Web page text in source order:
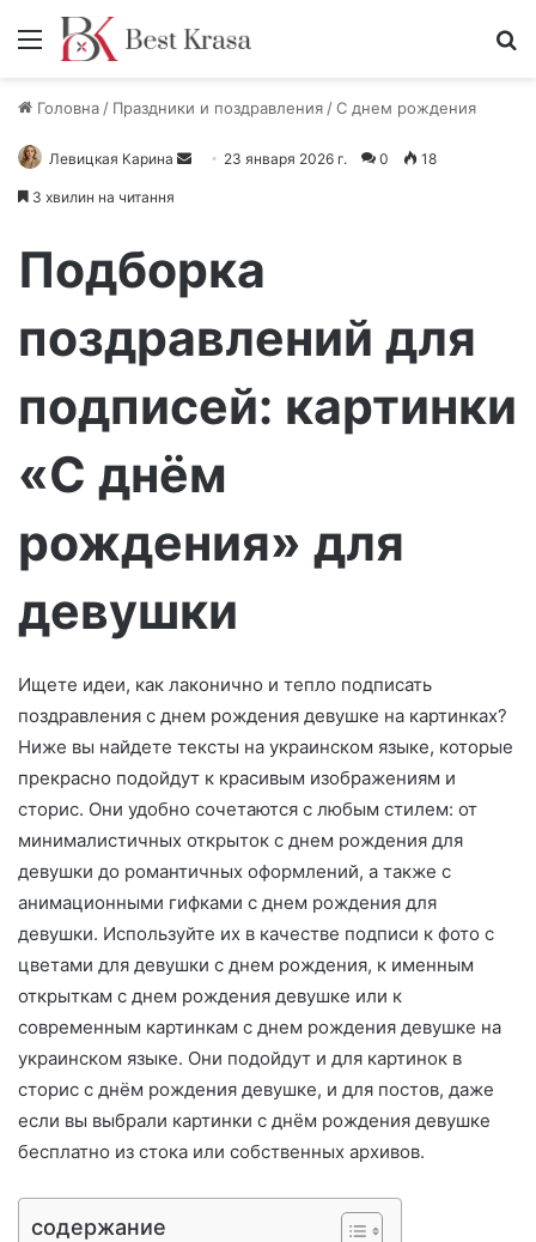
Меню
Головна / Праздники и поздравления /С днем рождения
Левицкая Карина
а
и
т
п
с
м
о
23 января 2026 г. 0 18
3 хвилин на читання
Подборка
поздравлений для
подписей: картинки
«С днём
рождения» для
девушки
Ищете идеи, как лаконично и тепло подписать
поздравления с днем рождения девушке на картинках?
Ниже вы найдете тексты на украинском языке, которые
прекрасно подойдут к красивым изображениям и
сторис. Они удобно сочетаются с любым стилем: от
минималистичных открыток с днем рождения для
девушки до романтичных оформлений, а также с
анимационными гифками с днем рождения для
девушки. Используйте их в качестве подписи к фото с
цветами для девушки с днем рождения, к именным
открыткам с днем рождения девушке или к
современным картинкам с днем рождения девушке на
украинском языке. Они подойдут и для картинок в
сторис с днём рождения девушке, и для постов, даже
если вы выбрали картинки с днём рождения девушке
бесплатно из стока или собственных архивов.
содержание